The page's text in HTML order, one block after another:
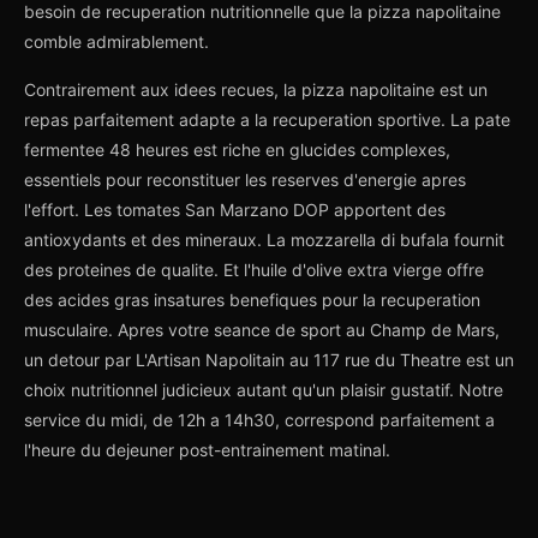
besoin de recuperation nutritionnelle que la pizza napolitaine
comble admirablement.
Contrairement aux idees recues, la pizza napolitaine est un
repas parfaitement adapte a la recuperation sportive. La pate
fermentee 48 heures est riche en glucides complexes,
essentiels pour reconstituer les reserves d'energie apres
l'effort. Les tomates San Marzano DOP apportent des
antioxydants et des mineraux. La mozzarella di bufala fournit
des proteines de qualite. Et l'huile d'olive extra vierge offre
des acides gras insatures benefiques pour la recuperation
musculaire. Apres votre seance de sport au Champ de Mars,
un detour par L'Artisan Napolitain au 117 rue du Theatre est un
choix nutritionnel judicieux autant qu'un plaisir gustatif. Notre
service du midi, de 12h a 14h30, correspond parfaitement a
l'heure du dejeuner post-entrainement matinal.